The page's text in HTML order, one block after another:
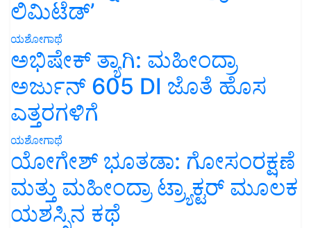
ಲಿಮಿಟೆಡ್’
ಯಶೋಗಾಥೆ
ಅಭಿಷೇಕ್ ತ್ಯಾಗಿ: ಮಹೀಂದ್ರಾ
ಅರ್ಜುನ್ 605 DI ಜೊತೆ ಹೊಸ
ಎತ್ತರಗಳಿಗೆ
ಯಶೋಗಾಥೆ
ಯೋಗೇಶ್ ಭೂತಡಾ: ಗೋಸಂರಕ್ಷಣೆ
ಮತ್ತು ಮಹೀಂದ್ರಾ ಟ್ರ್ಯಾಕ್ಟರ್ ಮೂಲಕ
ಯಶಸ್ಸಿನ ಕಥೆ